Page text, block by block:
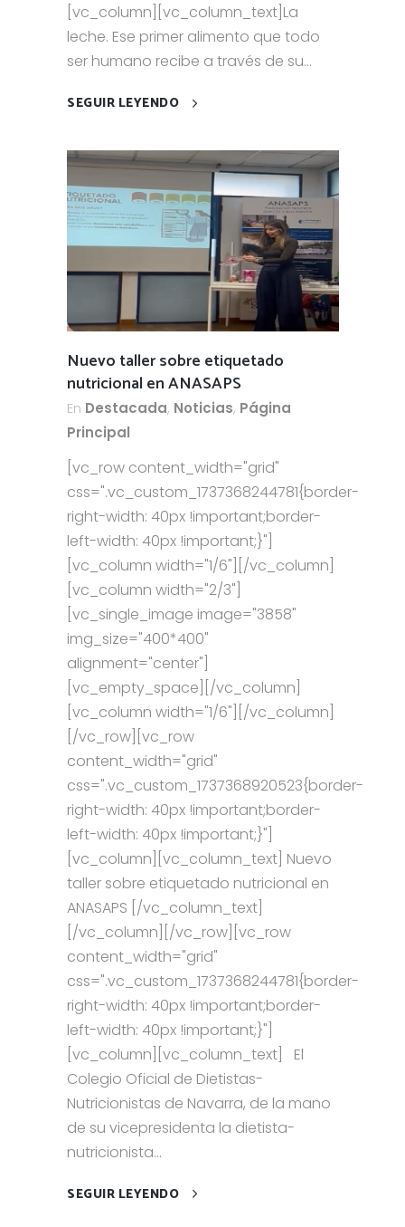
[vc_column][vc_column_text]La
leche. Ese primer alimento que todo
ser humano recibe a través de su...
SEGUIR LEYENDO
Nuevo taller sobre etiquetado
nutricional en ANASAPS
En Destacada, Noticias, Página
Principal
[vc_row content_width="grid"
css=".vc_custom_1737368244781{border-
right-width: 40px !important;border-
left-width: 40px !important;}"]
[vc_column width="1/6"][/vc_column]
[vc_column width="2/3"]
[vc_single_image image="3858"
img_size="400*400"
alignment="center"]
[vc_empty_space][/vc_column]
[vc_column width="1/6"][/vc_column]
[/vc_row][vc_row
content_width="grid"
css=".vc_custom_1737368920523{border-
right-width: 40px !important;border-
left-width: 40px !important;}"]
[vc_column][vc_column_text] Nuevo
taller sobre etiquetado nutricional en
ANASAPS [/vc_column_text]
[/vc_column][/vc_row][vc_row
content_width="grid"
css=".vc_custom_1737368244781{border-
right-width: 40px !important;border-
left-width: 40px !important;}"]
[vc_column][vc_column_text] El
Colegio Oficial de Dietistas-
Nutricionistas de Navarra, de la mano
de su vicepresidenta la dietista-
nutricionista...
SEGUIR LEYENDO